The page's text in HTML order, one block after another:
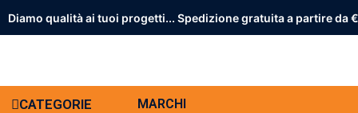
Diamo qualità ai tuoi progetti... Spedizione gratuita a partire da €
CATEGORIE MARCHI